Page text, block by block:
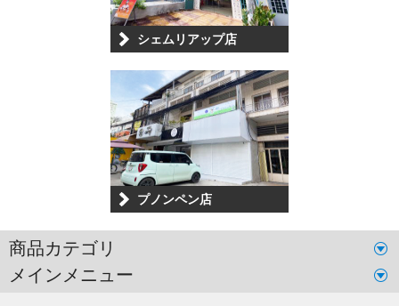
シェムリアップ店
プノンペン店
商品カテゴリ
メインメニュー